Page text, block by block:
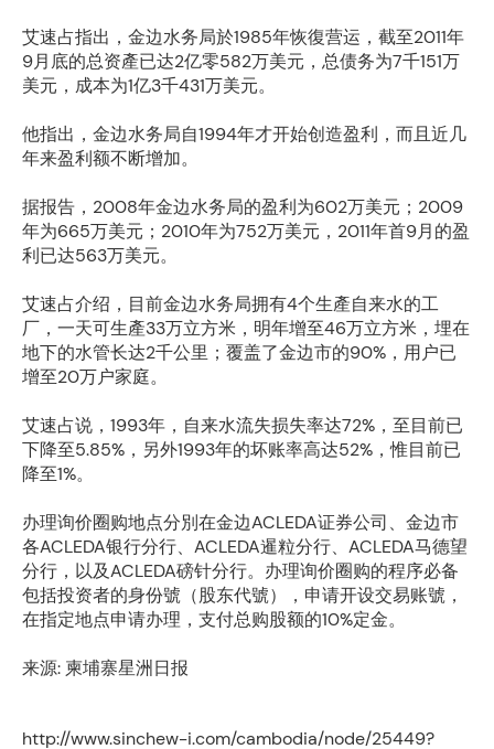
艾速占指出，金边水务局於1985年恢復营运，截至2011年
9月底的总资產已达2亿零582万美元，总债务为7千151万
美元，成本为1亿3千431万美元。
他指出，金边水务局自1994年才开始创造盈利，而且近几
年来盈利额不断增加。
据报告，2008年金边水务局的盈利为602万美元；2009
年为665万美元；2010年为752万美元，2011年首9月的盈
利已达563万美元。
艾速占介绍，目前金边水务局拥有4个生產自来水的工
厂，一天可生產33万立方米，明年增至46万立方米，埋在
地下的水管长达2千公里；覆盖了金边市的90%，用户已
增至20万户家庭。
艾速占说，1993年，自来水流失损失率达72%，至目前已
下降至5.85%，另外1993年的坏账率高达52%，惟目前已
降至1%。
办理询价圈购地点分別在金边ACLEDA证券公司、金边市
各ACLEDA银行分行、ACLEDA暹粒分行、ACLEDA马德望
分行，以及ACLEDA磅针分行。办理询价圈购的程序必备
包括投资者的身份號（股东代號），申请开设交易账號，
在指定地点申请办理，支付总购股额的10%定金。
来源: 柬埔寨星洲日报
http://www.sinchew-i.com/cambodia/node/25449?